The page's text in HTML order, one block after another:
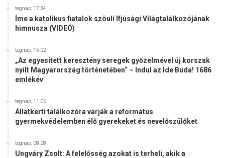
m
é
tegnap, 17:34
Íme a katolikus fiatalok szöuli Ifjúsági Világtalálkozójának
himnusza (VIDEÓ)
tegnap, 15:02
„Az egyesített keresztény seregek győzelmével új korszak
nyílt Magyarország történetében“ – Indul az Ide Buda! 1686
emlékév
tegnap, 11:06
Állatkerti találkozóra várják a református
gyermekvédelemben élő gyerekeket és nevelőszülőket
tegnap, 08:08
Ungváry Zsolt: A felelősség azokat is terheli, akik a